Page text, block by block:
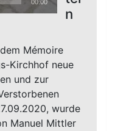
00:00
n
Mémoire
Kirchhof neue
und zur
wurde
Manuel Mittler